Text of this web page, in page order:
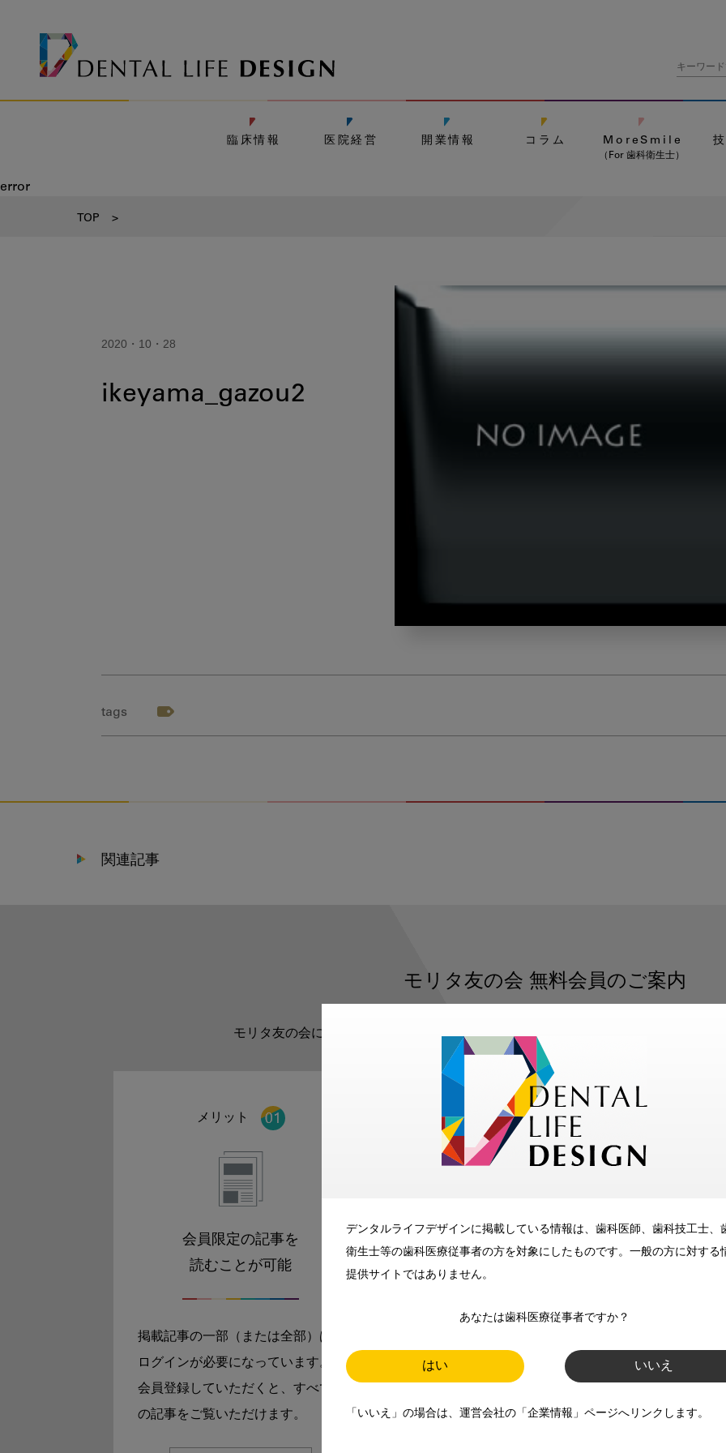
デンタルライフデザインに掲載している情報は、歯科医師、歯科技工士、
衛生士等の歯科医療従事者の方を対象にしたものです。一般の方に対する
提供サイトではありません。
あなたは歯科医療従事者ですか？
はい いいえ
「いいえ」の場合は、運営会社の「企業情報」ページへリンクします。
臨床情報 医院経営 開業情報 コラム MoreSmile
（For 歯科衛生士）
error
TOP >
2020・10・28
ikeyama_gazou2
tags
関連記事
モリタ友の会 無料会員のご案内
モリタ友の会に登録いただくと、デンタルライフデザインをもっと便利にご利用い
メリット
会員限定の記事を
読むことが可能
掲載記事の一部（または全部）は
ログインが必要になっています。
会員登録していただくと、すべて
の記事をご覧いただけます。
メリット
メールマガジンでお届け
師、歯科衛生士、歯科技工士）に
お届けします。